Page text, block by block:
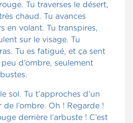
Tu traverses le désert,
chaud. Tu avances
en volant. Tu transpires,
sur le visage. Tu
Tu es fatigué, et ça sent
d’ombre, seulement
sol. Tu t’approches d’un
l’ombre. Oh ! Regarde !
derrière l’arbuste ! C’est